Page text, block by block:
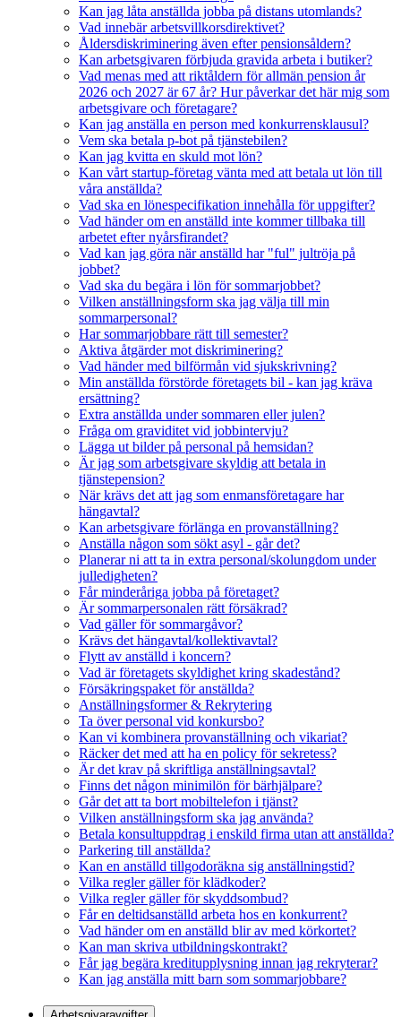
Kan jag låta anställda jobba på distans utomlands?
Vad innebär arbetsvillkorsdirektivet?
Åldersdiskriminering även efter pensionsåldern?
Kan arbetsgivaren förbjuda gravida arbeta i butiker?
Vad menas med att riktåldern för allmän pension år
2026 och 2027 är 67 år? Hur påverkar det här mig som
arbetsgivare och företagare?
Kan jag anställa en person med konkurrensklausul?
Vem ska betala p-bot på tjänstebilen?
Kan jag kvitta en skuld mot lön?
Kan vårt startup-företag vänta med att betala ut lön till
våra anställda?
Vad ska en lönespecifikation innehålla för uppgifter?
Vad händer om en anställd inte kommer tillbaka till
arbetet efter nyårsfirandet?
Vad kan jag göra när anställd har "ful" jultröja på
jobbet?
Vad ska du begära i lön för sommarjobbet?
Vilken anställningsform ska jag välja till min
sommarpersonal?
Har sommarjobbare rätt till semester?
Aktiva åtgärder mot diskriminering?
Vad händer med bilförmån vid sjukskrivning?
Min anställda förstörde företagets bil - kan jag kräva
ersättning?
Extra anställda under sommaren eller julen?
Fråga om graviditet vid jobbintervju?
Lägga ut bilder på personal på hemsidan?
Är jag som arbetsgivare skyldig att betala in
tjänstepension?
När krävs det att jag som enmansföretagare har
hängavtal?
Kan arbetsgivare förlänga en provanställning?
Anställa någon som sökt asyl - går det?
Planerar ni att ta in extra personal/skolungdom under
julledigheten?
Får minderåriga jobba på företaget?
Är sommarpersonalen rätt försäkrad?
Vad gäller för sommargåvor?
Krävs det hängavtal/kollektivavtal?
Flytt av anställd i koncern?
Vad är företagets skyldighet kring skadestånd?
Försäkringspaket för anställda?
Anställningsformer & Rekrytering
Ta över personal vid konkursbo?
Kan vi kombinera provanställning och vikariat?
Räcker det med att ha en policy för sekretess?
Är det krav på skriftliga anställningsavtal?
Finns det någon minimilön för bärhjälpare?
Går det att ta bort mobiltelefon i tjänst?
Vilken anställningsform ska jag använda?
Betala konsultuppdrag i enskild firma utan att anställda?
Parkering till anställda?
Kan en anställd tillgodoräkna sig anställningstid?
Vilka regler gäller för klädkoder?
Vilka regler gäller för skyddsombud?
Får en deltidsanställd arbeta hos en konkurrent?
Vad händer om en anställd blir av med körkortet?
Kan man skriva utbildningskontrakt?
Får jag begära kreditupplysning innan jag rekryterar?
Kan jag anställa mitt barn som sommarjobbare?